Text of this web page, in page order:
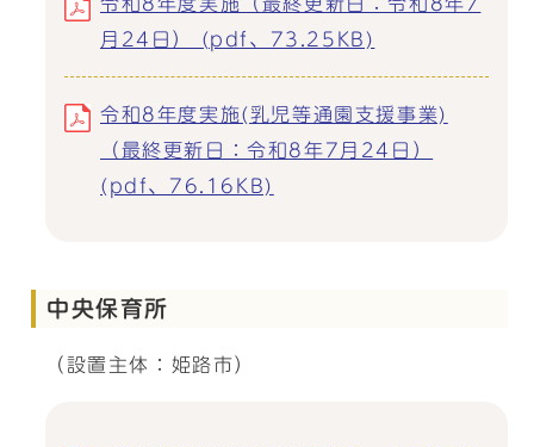
月24日） (pdf、73.25KB)
令和8年度実施(乳児等通園支援事業)
（最終更新日：令和8年7月24日）
(pdf、76.16KB)
中央保育所
（設置主体：姫路市）